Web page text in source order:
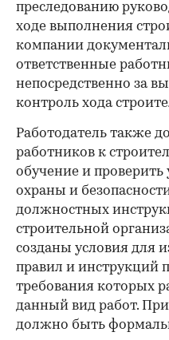
преследованию
ходе выполнения
компании
ответственные
непосредственно за
контроль хода
Работодатель также
работников к
обучение и проверить
охраны и
должностных
строительной
созданы условия для
правил и инструкций
требования которых
данный вид работ.
должно быть